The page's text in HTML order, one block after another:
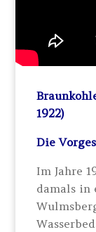
1922)
Die
Im Jahre
damals in